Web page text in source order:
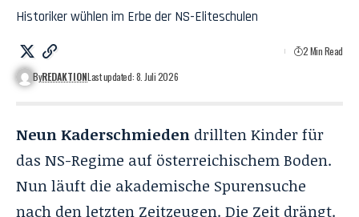
Historiker wühlen im Erbe der NS-Eliteschulen
ByREDAKTIONLast updated: 8. Juli 2026
2 Min Read
Neun Kaderschmieden drillten Kinder für
das NS-Regime auf österreichischem Boden.
Nun läuft die akademische Spurensuche
nach den letzten Zeitzeugen. Die Zeit drängt.